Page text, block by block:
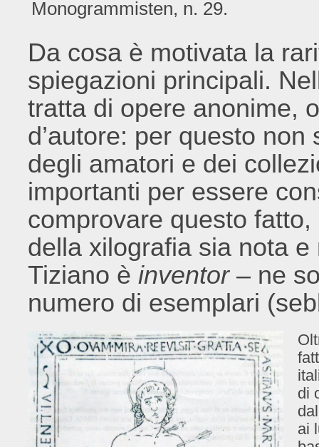
Monogrammisten, n. 29.
Da cosa è motivata la
spiegazioni principali.
tratta di opere anonime,
d’autore: per questo
degli amatori e dei
importanti per essere
comprovare questo
della xilografia sia nota
Tiziano èinventor– ne
numero di esemplari
di
ai